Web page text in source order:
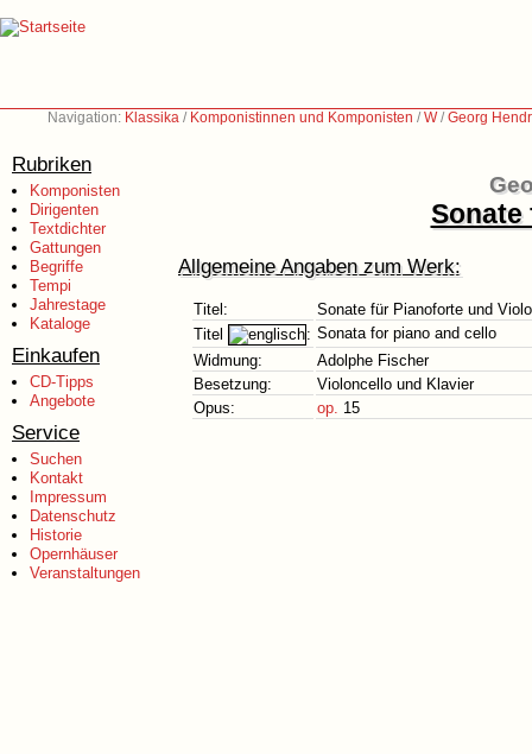
Navigation: Klassika / Komponistinnen und Komponisten /W/Georg
Rubriken
Komponisten
Dirigenten
Textdichter
Gattungen
Begriffe
Tempi
Jahrestage
Kataloge
Einkaufen
CD-Tipps
Angebote
Service
Suchen
Kontakt
Impressum
Datenschutz
Historie
Opernhäuser
Veranstaltungen
Sonate
Allgemeine Angaben zum Werk:
Titel:
Sonate für Pianoforte und
Titel
: Sonata for piano and cello
Widmung:
Adolphe Fischer
Besetzung:
Violoncello und Klavier
Opus:
op. 15